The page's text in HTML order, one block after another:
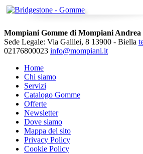
Mompiani Gomme di Mompiani Andrea
Sede Legale: Via Galilei, 8 13900 - Biella
02176800023 info@mompiani.it
Home
Chi siamo
Servizi
Catalogo Gomme
Offerte
Newsletter
Dove siamo
Mappa del sito
Privacy Policy
Cookie Policy